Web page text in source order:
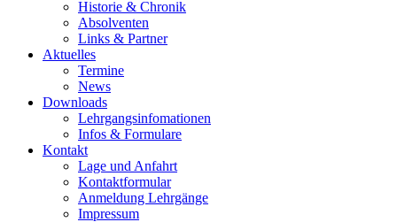
Historie & Chronik
Absolventen
Links & Partner
Aktuelles
Termine
News
Downloads
Lehrgangsinfomationen
Infos & Formulare
Kontakt
Lage und Anfahrt
Kontaktformular
Anmeldung Lehrgänge
Impressum